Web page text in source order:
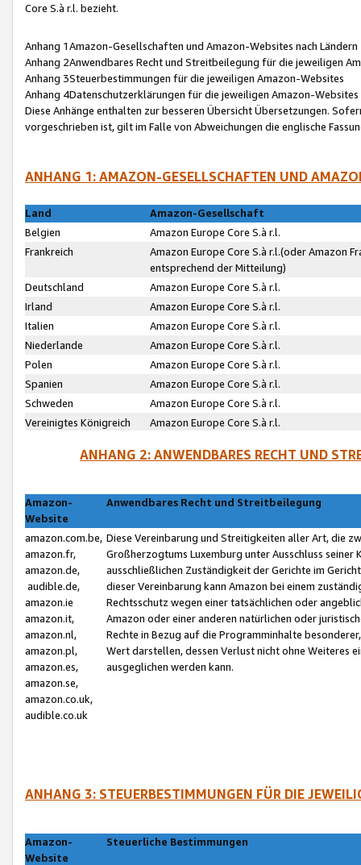
Core S.à r.l. bezieht.
Anhang 1Amazon-Gesellschaften und Amazon-Websites nach Ländern
Anhang 2Anwendbares Recht und Streitbeilegung für die jeweiligen
Anhang 3Steuerbestimmungen für die jeweiligen Amazon-Websites
Anhang 4Datenschutzerklärungen für die jeweiligen Amazon-Websites
Diese Anhänge enthalten zur besseren Übersicht Übersetzungen.
vorgeschrieben ist, gilt im Falle von Abweichungen die englische
ANHANG 1: AMAZON-GESELLSCHAFTEN UND
Land
Amazon-Gesellschaft
Belgien
Amazon Europe Core S.à r.l.
Frankreich
Amazon Europe Core S.à r.l.(oder Amazon
entsprechend der Mitteilung)
Deutschland
Amazon Europe Core S.à r.l.
Irland
Amazon Europe Core S.à r.l.
Italien
Amazon Europe Core S.à r.l.
Niederlande
Amazon Europe Core S.à r.l.
Polen
Amazon Europe Core S.à r.l.
Spanien
Amazon Europe Core S.à r.l.
Schweden
Amazon Europe Core S.à r.l.
Vereinigtes Königreich
Amazon Europe Core S.à r.l.
ANHANG 2: ANWENDBARES RECHT UND
Amazon-
Website
Anwendbares Recht und Streitbeilegung
amazon.com.be,
amazon.fr,
amazon.de,
audible.de,
amazon.ie
amazon.it,
amazon.nl,
amazon.pl,
amazon.es,
amazon.se,
amazon.co.uk,
audible.co.uk
Diese Vereinbarung und Streitigkeiten aller Art, die
Großherzogtums Luxemburg unter Ausschluss
ausschließlichen Zuständigkeit der Gerichte im
dieser Vereinbarung kann Amazon bei einem
Rechtsschutz wegen einer tatsächlichen oder
Amazon oder einer anderen natürlichen oder
Rechte in Bezug auf die Programminhalte
Wert darstellen, dessen Verlust nicht ohne Weiteres
ausgeglichen werden kann.
ANHANG 3: STEUERBESTIMMUNGEN FÜR DIE
Amazon-
Website
Steuerliche Bestimmungen